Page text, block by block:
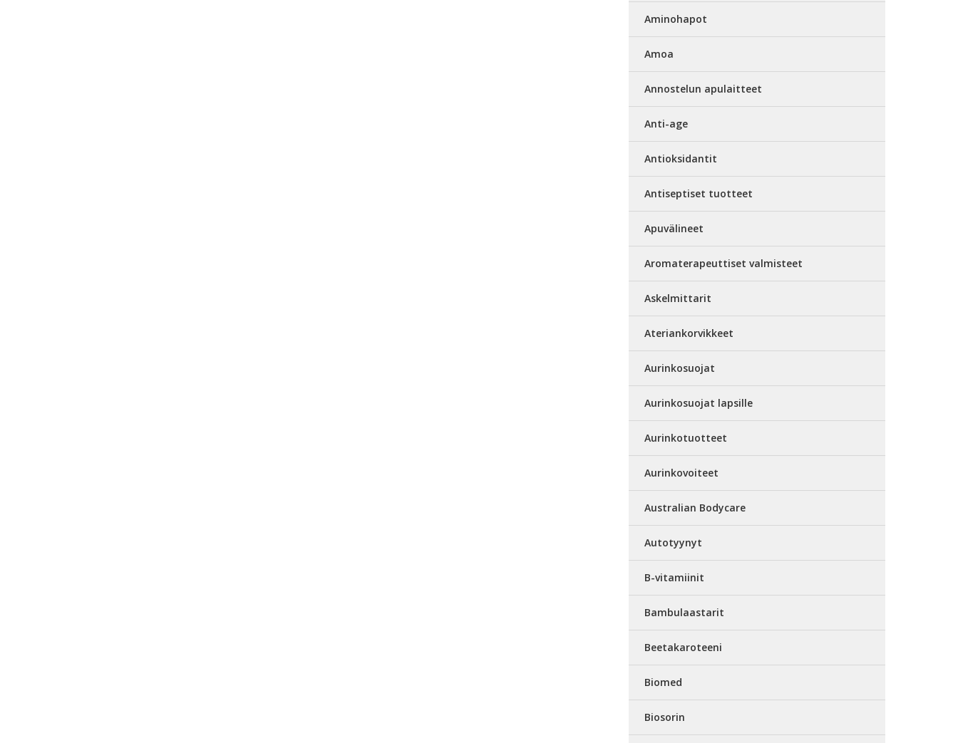
Aminohapot
Amoa
Annostelun apulaitteet
Anti-age
Antioksidantit
Antiseptiset tuotteet
Apuvälineet
Aromaterapeuttiset valmisteet
Askelmittarit
Ateriankorvikkeet
Aurinkosuojat
Aurinkosuojat lapsille
Aurinkotuotteet
Aurinkovoiteet
Australian Bodycare
Autotyynyt
B-vitamiinit
Bambulaastarit
Beetakaroteeni
Biomed
Biosorin